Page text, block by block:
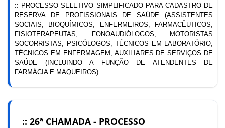
:: PROCESSO SELETIVO SIMPLIFICADO PARA CADASTRO DE
RESERVA DE PROFISSIONAIS DE SAÚDE (ASSISTENTES
SOCIAIS, BIOQUÍMICOS, ENFERMEIROS, FARMACÊUTICOS,
FISIOTERAPEUTAS, FONOAUDIÓLOGOS, MOTORISTAS
SOCORRISTAS, PSICÓLOGOS, TÉCNICOS EM LABORATÓRIO,
TÉCNICOS EM ENFERMAGEM, AUXILIARES DE SERVIÇOS DE
SAÚDE (INCLUINDO A FUNÇÃO DE ATENDENTES DE
FARMÁCIA E MAQUEIROS).
:: 26ª CHAMADA - PROCESSO